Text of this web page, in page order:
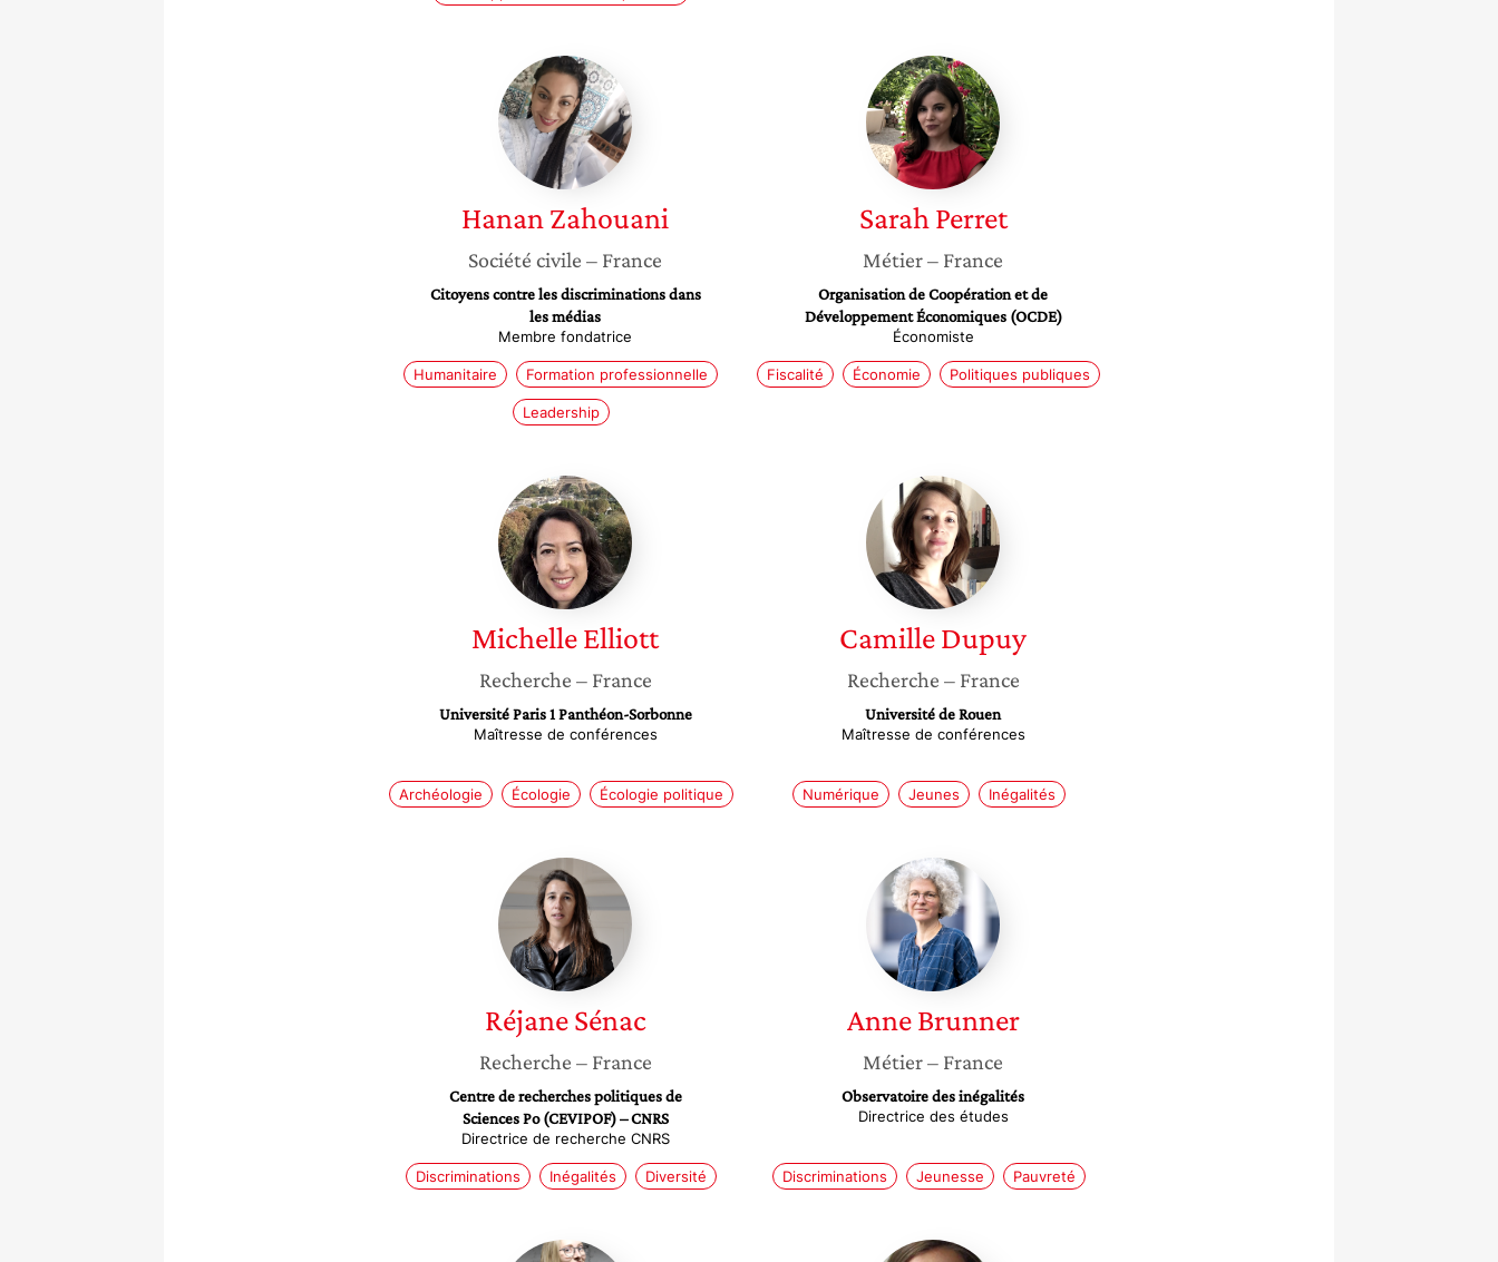
Hanan
Zahouani
Hanan Zahouani
Société civile – France
Citoyens contre les discriminations dans
les médias
Membre fondatrice
Humanitaire Formation professionnelle
Leadership
Sarah
Perret
Sarah Perret
Métier– France
Organisation de Coopération et de
Développement Économiques (OCDE)
Économiste
Fiscalité Économie Politiques publiques
Michelle
Elliott
MichelleElliott
Recherche – France
Université Paris 1 Panthéon-Sorbonne
Maîtresse de conférences
Archéologie Écologie Écologie politique
Camille
Dupuy
CamilleDupuy
Recherche – France
Université de Rouen
Maîtresse de conférences
Numérique Jeunes Inégalités
Réjane
Sénac
Réjane Sénac
Recherche – France
Centre de recherches politiques de
Sciences Po (CEVIPOF) – CNRS
Directrice de recherche CNRS
Discriminations Inégalités Diversité
Anne
Brunner
Anne Brunner
Métier– France
Observatoire des inégalités
Directrice des études
Discriminations Jeunesse Pauvreté
Aurore
Clémentine